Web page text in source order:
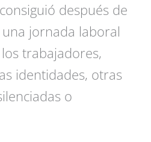
después de
jornada laboral
trabajadores,
identidades, otras
o